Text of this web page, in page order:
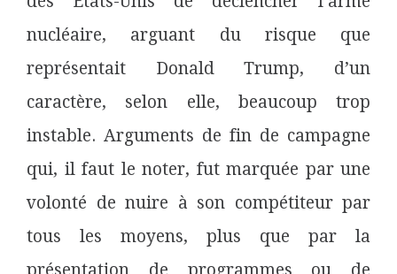
nucléaire, arguant du risque que
représentait Donald Trump, d’un
caractère, selon elle, beaucoup trop
instable. Arguments de fin de campagne
qui, il faut le noter, fut marquée par une
volonté de nuire à son compétiteur par
tous les moyens, plus que par la